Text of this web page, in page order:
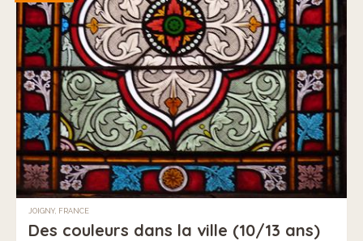
JOIGNY, FRANCE
Des couleurs dans la ville (10/13 ans)